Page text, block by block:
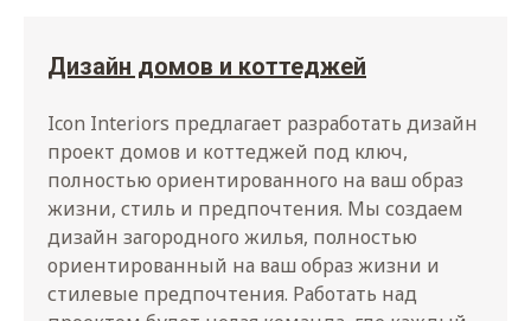
Дизайн домов и коттеджей
Icon Interiors предлагает разработать дизайн
проект домов и коттеджей под ключ,
полностью ориентированного на ваш образ
жизни, стиль и предпочтения. Мы создаем
дизайн загородного жилья, полностью
ориентированный на ваш образ жизни и
стилевые предпочтения. Работать над